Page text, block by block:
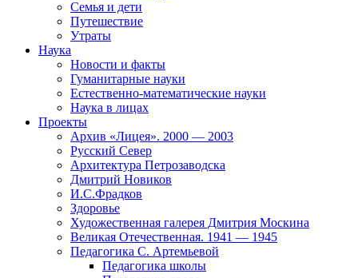
Семья и дети
Путешествие
Утраты
Наука
Новости и факты
Гуманитарные науки
Естественно-математические науки
Наука в лицах
Проекты
Архив «Лицея». 2000 — 2003
Русский Север
Архитектура Петрозаводска
Дмитрий Новиков
И.С.Фрадков
Здоровье
Художественная галерея Дмитрия Москина
Великая Отечественная. 1941 — 1945
Педагогика С. Артемьевой
Педагогика школы